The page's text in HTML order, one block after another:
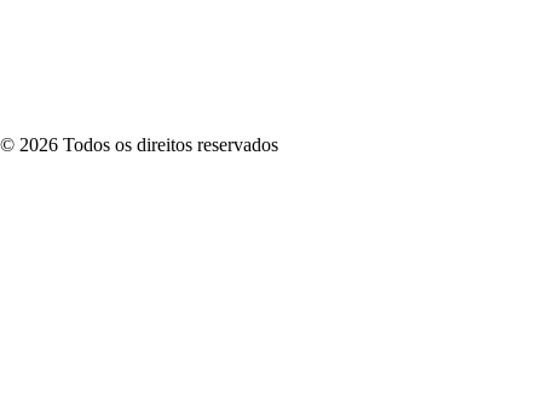
© 2026 Todos os direitos reservados